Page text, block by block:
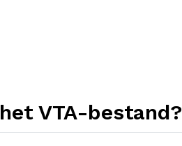
VTA-bestand?